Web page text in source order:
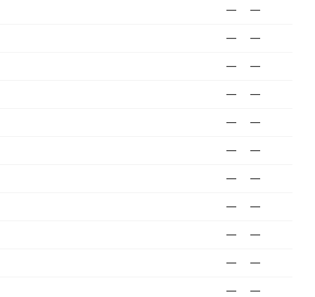
— —
— —
— —
— —
— —
— —
— —
— —
— —
— —
— —